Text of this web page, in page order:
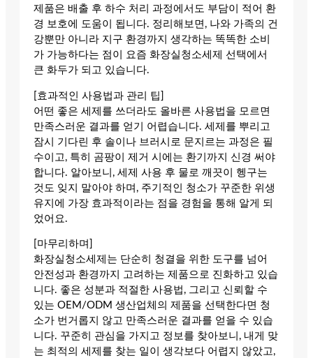
제품은 배출 후 하수 처리 과정에서도 부담이 적어 환
경 보호에 도움이 됩니다. 정리해보면, 나와 가족의 건
강뿐만 아니라 지구 환경까지 생각하는 똑똑한 소비
가 가능하다는 점이 요즘 화장실청소세제 선택에서
큰 화두가 되고 있습니다.
[효과적인 사용법과 관리 팁]
어떤 좋은 세제를 쓰더라도 올바른 사용법을 모르면
만족스러운 결과를 얻기 어렵습니다. 세제를 뿌리고
잠시 기다린 후 솔이나 브러시로 문지르는 과정은 필
수이고, 특히 곰팡이 제거 시에는 환기까지 신경 써야
합니다. 알아보니, 세제 사용 후 물로 깨끗이 헹구는
것도 잊지 말아야 하며, 주기적인 청소가 꾸준한 위생
유지에 가장 효과적이라는 점을 경험을 통해 알게 되
었어요.
[마무리하며]
화장실청소세제는 단순히 청결을 위한 도구를 넘어
안전성과 환경까지 고려하는 제품으로 진화하고 있습
니다. 좋은 성분과 적절한 사용법, 그리고 신뢰할 수
있는 OEM/ODM 생산업체의 제품을 선택한다면 청
소가 번거롭지 않고 만족스러운 결과를 얻을 수 있습
니다. 꾸준히 관심을 가지고 정보를 찾아보니, 내게 맞
는 최적의 세제를 찾는 일이 생각보다 어렵지 않았고,